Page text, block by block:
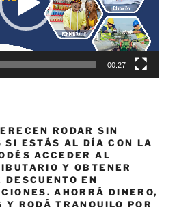
00:27
RODAR SIN
SI ESTÁS AL DÍA CON LA
ACCEDER AL
Y OBTENER
EN
AHORRÁ DINERO,
RODÁ TRANQUILO POR